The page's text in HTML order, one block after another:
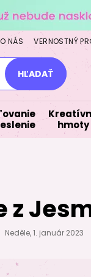
O NÁS VERNOSTNÝ
HĽADAŤ
hmoty
z
Neděle, 1. január 2023